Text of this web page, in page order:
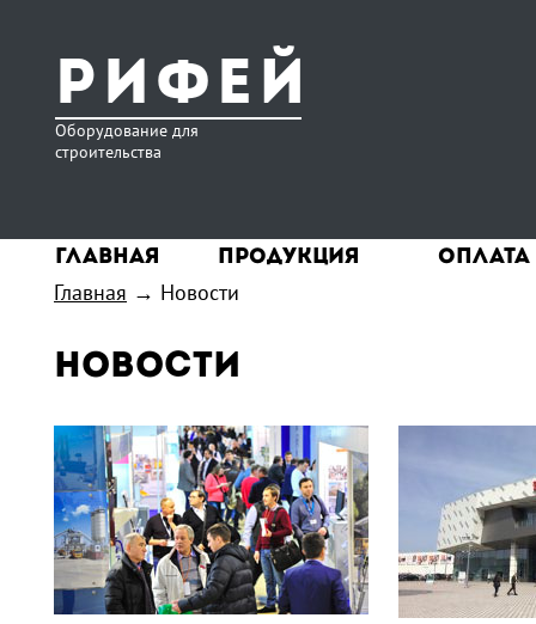
Рифей
Оборудование для
строительства
Главная Продукция Оплата
Главная → Новости
Новости